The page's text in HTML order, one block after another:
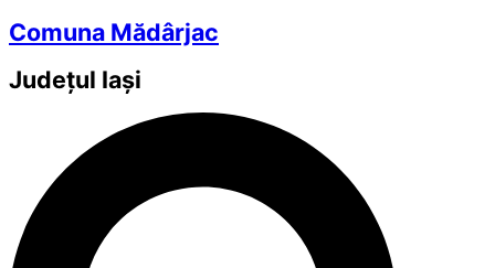
Comuna Mădârjac
Județul Iași